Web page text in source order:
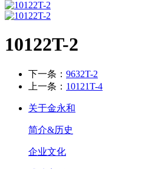
10122T-2
下一条： 9632T-2
上一条： 10121T-4
关于金永和
简介&历史
企业文化